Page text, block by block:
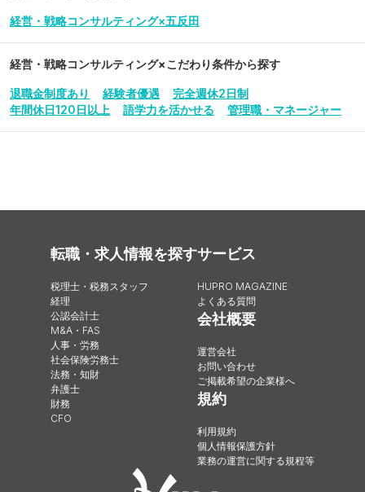
経営・戦略コンサルティング×五反田
経営・戦略コンサルティング×こだわり条件から探す
退職金制度あり 経験者優遇
完全週休2日制
年間休日120日以上
語学力を活かせる 管理職・マネージャー
転職・求人情報を探す
税理士・税務スタッフ
経理
公認会計士
M&A・FAS
人事・労務
社会保険労務士
法務・知財
弁護士
財務
CFO
サービス
HUPRO MAGAZINE
よくある質問
会社概要
運営会社
お問い合わせ
ご掲載希望の企業様へ
規約
利用規約
個人情報保護方針
業務の運営に関する規程等